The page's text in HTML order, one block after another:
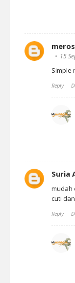
15
Simple
Reply
Suria
mudah
cuti
Reply